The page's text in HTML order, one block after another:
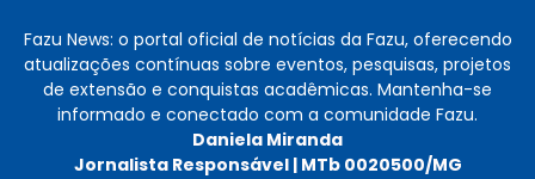
Fazu News: o portal oficial de notícias da Fazu, oferecendo
atualizações contínuas sobre eventos, pesquisas, projetos
de extensão e conquistas acadêmicas. Mantenha-se
informado e conectado com a comunidade Fazu.
Daniela Miranda
Jornalista Responsável | MTb 0020500/MG